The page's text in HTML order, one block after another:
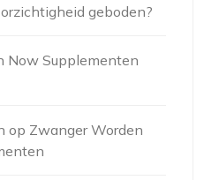
geboden?
Now Supplementen
op Zwanger Worden